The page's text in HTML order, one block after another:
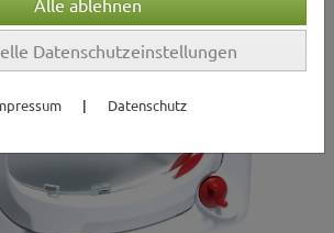
Datenschutzeinstellungen
| Datenschutz